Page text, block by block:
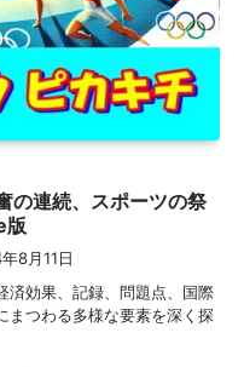
の連続、スポーツの祭
版
8月11日
済効果、記録、問題点、国際
まつわる多様な要素を深く探